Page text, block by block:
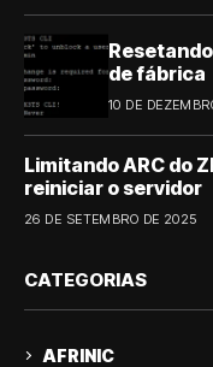
de fábrica
10 DE
Limitando ARC do
reiniciar o servidor
26 DE SETEMBRO DE 2025
CATEGORIAS
AFRINIC